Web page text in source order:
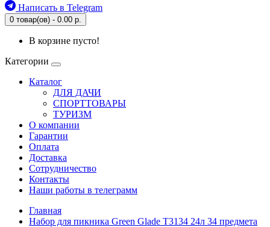
Написать в Telegram
0 товар(ов) - 0.00 р.
В корзине пусто!
Категории
Каталог
ДЛЯ ДАЧИ
СПОРТТОВАРЫ
ТУРИЗМ
О компании
Гарантии
Оплата
Доставка
Сотрудничество
Контакты
Наши работы в телеграмм
Главная
Набор для пикника Green Glade Т3134 24л 34 предмета